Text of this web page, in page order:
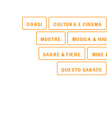
CORSI CULTURA E CINEMA
MOSTRE
MUSICA &
SAGRE & FIERE
WINE
QUESTO SABATO